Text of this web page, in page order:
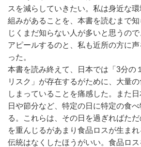
スを減らしていきたい。私は身近な
組みがあることを、本書を読むまで
じくまだ知らない人が多いと思うの
アピールするのと、私も近所の方に
った。
本書を読み終えて、日本では「3分の
リスク」が存在するがために、大量
しまっていることを痛感した。また
日や節分など、特定の日に特定の食
る。これらは、その日を過ぎればた
を重んじるがあまり食品ロスが生ま
伝統はなくしたほうがいい。食品ロ